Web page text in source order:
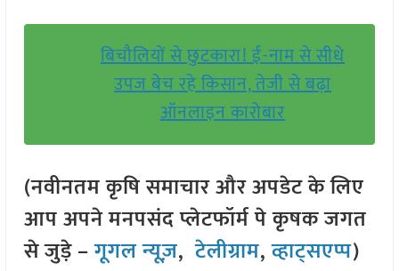
बिचौलियों से छुटकारा! ई-नाम से सीधे
उपज बेच रहे किसान, तेजी से बढ़ा
ऑनलाइन कारोबार
(नवीनतम कृषि समाचार और अपडेट के लिए
आप अपने मनपसंद प्लेटफॉर्म पे कृषक जगत
से जुड़े –गूगल न्यूज़,टेलीग्राम,व्हाट्सएप्प)